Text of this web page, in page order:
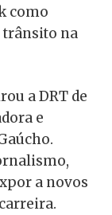
como
trânsito na
a DRT de
e
a novos